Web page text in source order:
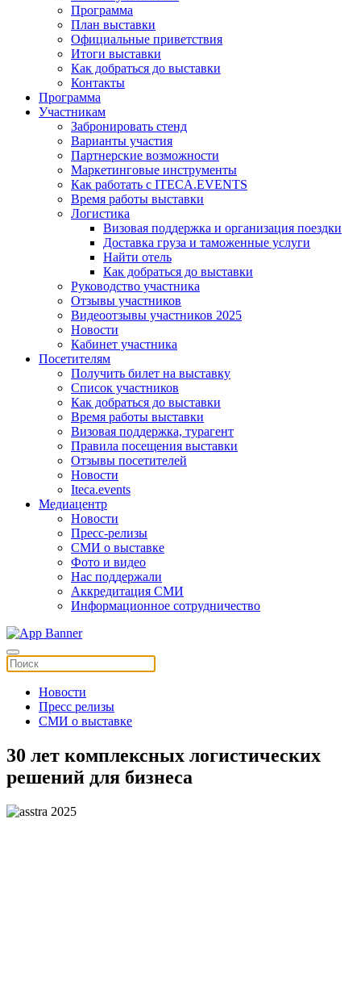
Программа
План выставки
Официальные приветствия
Итоги выставки
Как добраться до выставки
Контакты
Программа
Участникам
Забронировать стенд
Варианты участия
Партнерские возможности
Маркетинговые инструменты
Как работать с ITECA.EVENTS
Время работы выставки
Логистика
Визовая поддержка и организация поездки
Доставка груза и таможенные услуги
Найти отель
Как добраться до выставки
Руководство участника
Отзывы участников
Видеоотзывы участников 2025
Новости
Кабинет участника
Посетителям
Получить билет на выставку
Список участников
Как добраться до выставки
Время работы выставки
Визовая поддержка, турагент
Правила посещения выставки
Отзывы посетителей
Новости
Iteca.events
Медиацентр
Новости
Пресс-релизы
СМИ о выставке
Фото и видео
Нас поддержали
Аккредитация СМИ
Информационное сотрудничество
Новости
Пресс релизы
СМИ о выставке
30 лет комплексных логистических
решений для бизнеса